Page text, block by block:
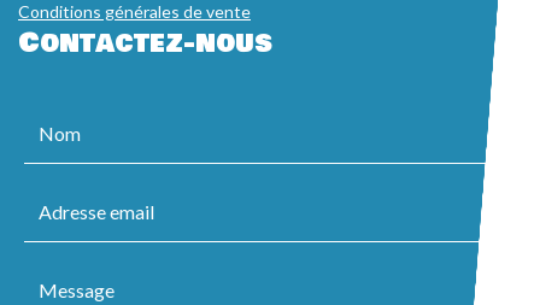
Conditions générales de vente
Contactez-nous